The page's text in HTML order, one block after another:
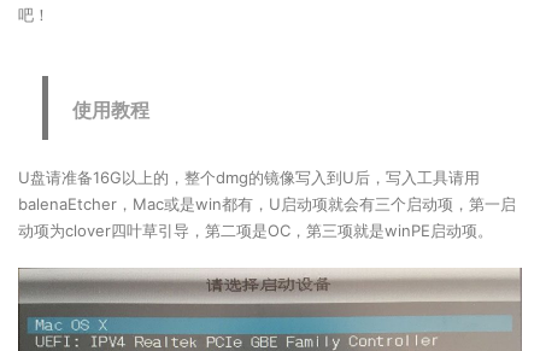
吧！
使用教程
U盘请准备16G以上的，整个dmg的镜像写入到U后，写入工具请用
balenaEtcher，Mac或是win都有，U启动项就会有三个启动项，第一启
动项为clover四叶草引导，第二项是OC，第三项就是winPE启动项。